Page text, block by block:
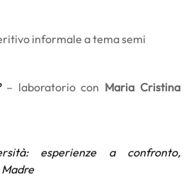
informale a tema semi
– laboratorio con Maria Cristina
esperienze a confronto,